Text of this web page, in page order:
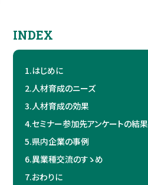
INDEX
1.はじめに
2.人材育成のニーズ
3.人材育成の効果
4.セミナー参加先アンケートの結果
5.県内企業の事例
6.異業種交流のすゝめ
7.おわりに